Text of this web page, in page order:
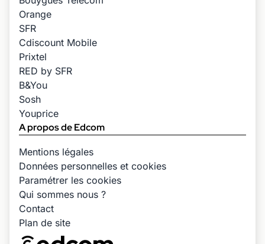
Orange
SFR
Cdiscount Mobile
Prixtel
RED by SFR
B&You
Sosh
Youprice
A propos de Edcom
Mentions légales
Données personnelles et cookies
Paramétrer les cookies
Qui sommes nous ?
Contact
Plan de site